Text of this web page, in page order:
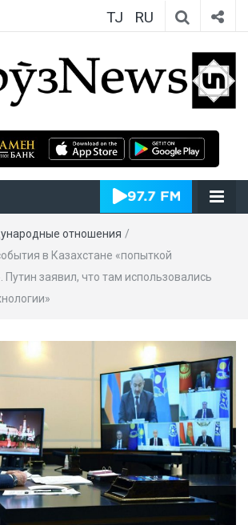
TJ RU
ИмрӯзNews
отношения /
в Казахстане «попыткой
Путин заявил, что там использовались